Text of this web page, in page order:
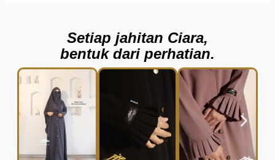
Setiap jahitan Ciara,
bentuk dari perhatian.